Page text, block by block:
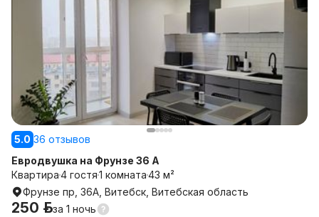
5.0 36 отзывов
Евродвушка на Фрунзе 36 А
Квартира4 гостя1 комната43 м²
Фрунзе пр, 36А, Витебск, Витебская область
250 р.за 1 ночь